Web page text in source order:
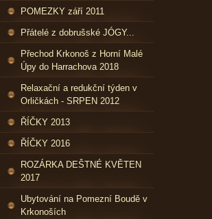
POMEZKY září 2011
Přátelé z dobrušské JÓGY...
Přechod Krkonoš z Horní Malé
Úpy do Harrachova 2018
Relaxační a redukční týden v
Orličkách - SRPEN 2012
ŘÍČKY 2013
ŘÍČKY 2016
ROZÁRKA DEŠTNÉ KVĚTEN
2017
Ubytování na Pomezní Boudě v
Krkonoších